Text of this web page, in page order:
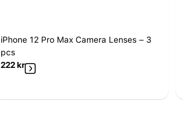
iPhone 12 Pro Max Camera Lenses – 3
pcs
222kr